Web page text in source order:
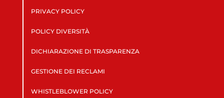
PRIVACY POLICY
POLICY DIVERSITÀ
DICHIARAZIONE DI TRASPARENZA
GESTIONE DEI RECLAMI
WHISTLEBLOWER POLICY